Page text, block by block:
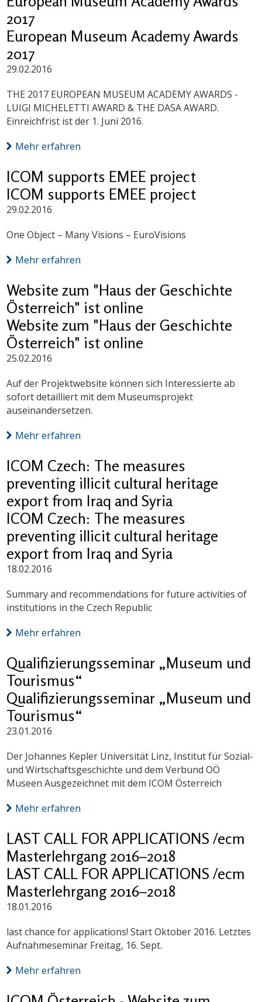
2017
European Museum Academy Awards
2017
29.02.2016
THE 2017 EUROPEAN MUSEUM ACADEMY AWARDS -
LUIGI MICHELETTI AWARD & THE DASA AWARD.
Einreichfrist ist der 1. Juni 2016.
Mehr erfahren
ICOM supports EMEE project
ICOM supports EMEE project
29.02.2016
One Object – Many Visions – EuroVisions
Mehr erfahren
Website zum "Haus der Geschichte
Österreich" ist online
Website zum "Haus der Geschichte
Österreich" ist online
25.02.2016
Auf der Projektwebsite können sich Interessierte ab
sofort detailliert mit dem Museumsprojekt
auseinandersetzen.
Mehr erfahren
ICOM Czech: The measures
preventing illicit cultural heritage
export from Iraq and Syria
ICOM Czech: The measures
preventing illicit cultural heritage
export from Iraq and Syria
18.02.2016
Summary and recommendations for future activities of
institutions in the Czech Republic
Mehr erfahren
Qualifizierungsseminar „Museum und
Tourismus“
Qualifizierungsseminar „Museum und
Tourismus“
23.01.2016
Der Johannes Kepler Universität Linz, Institut für Sozial-
und Wirtschaftsgeschichte und dem Verbund OÖ
Museen Ausgezeichnet mit dem ICOM Österreich
Mehr erfahren
LAST CALL FOR APPLICATIONS /ecm
Masterlehrgang 2016–2018
LAST CALL FOR APPLICATIONS /ecm
Masterlehrgang 2016–2018
18.01.2016
last chance for applications! Start Oktober 2016. Letztes
Aufnahmeseminar Freitag, 16. Sept.
Mehr erfahren